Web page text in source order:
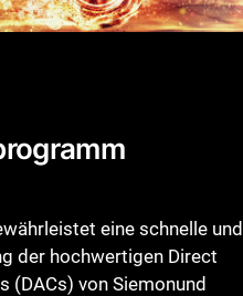
eine schnelle und
der hochwertigen Direct
(DACs) von Siemonund